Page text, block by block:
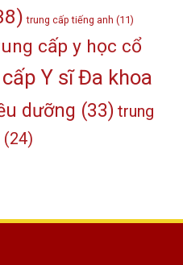
trung cấp tiếng anh (11)
cấp y học cổ
Y sĩ Đa khoa
dưỡng (33) trung
(24)